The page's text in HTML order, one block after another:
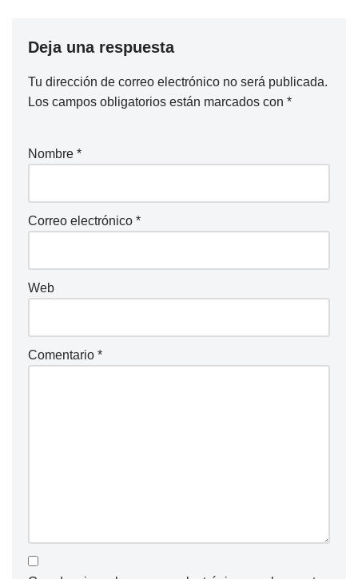
Deja una respuesta
Tu dirección de correo electrónico no será publicada.
Los campos obligatorios están marcados con *
Nombre *
Correo electrónico *
Web
Comentario *